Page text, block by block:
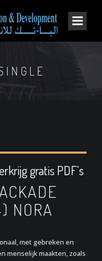
gratis PDF’s
NORA
met gebreken en
menselijk maakten, zoals